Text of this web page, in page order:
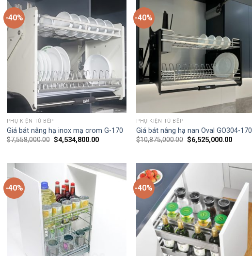
-40%
PHỤ KIỆN TỦ BẾP
Giá bát nâng hạ inox mạ crom G-170
$7,558,000.00 $4,534,800.00
-40%
PHỤ KIỆN TỦ BẾP
Giá bát nâng hạ nan Oval GO304-170
$10,875,000.00 $6,525,000.00
-40% -40%